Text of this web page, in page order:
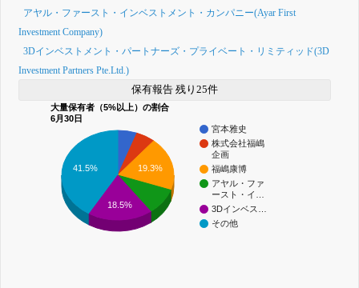
アヤル・ファースト・インベストメント・カンパニー(Ayar First
Investment Company)
3Dインベストメント・パートナーズ・プライベート・リミティッド(3D
Investment Partners Pte.Ltd.)
保有報告 残り25件
大量保有者（5%以上）の割合
6月30日
宮本雅史
株式会社福嶋
企画
福嶋康博
アヤル・ファ
ースト・イ…
3Dインベス…
その他
19.3%
41.5%
18.5%